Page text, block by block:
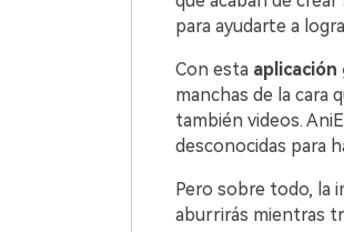
para ayudarte a
Con esta
manchas de la cara
también videos.󠀲󠀡󠀡󠀤󠀧󠀢󠀧󠀧󠀡󠀳󠀰
desconocidas para
Pero sobre todo, la
aburrirás mientras